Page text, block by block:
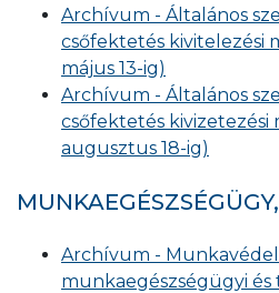
Archívum - Általános
csőfektetés kivitelezési
május 13-ig)
Archívum - Általános
csőfektetés kivizetezési
augusztus 18-ig)
Archívum -
munkaegészségügyi